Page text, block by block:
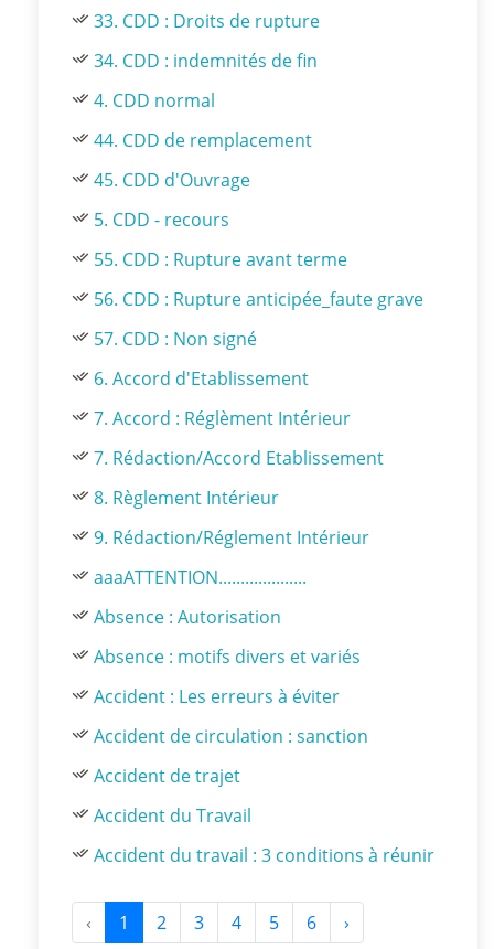
33. CDD : Droits de rupture
34. CDD : indemnités de fin
4. CDD normal
44. CDD de remplacement
45. CDD d'Ouvrage
5. CDD - recours
55. CDD : Rupture avant terme
56. CDD : Rupture anticipée_faute grave
57. CDD : Non signé
6. Accord d'Etablissement
7. Accord : Réglèment Intérieur
7. Rédaction/Accord Etablissement
8. Règlement Intérieur
9. Rédaction/Réglement Intérieur
aaaATTENTION....................
Absence : Autorisation
Absence : motifs divers et variés
Accident : Les erreurs à éviter
Accident de circulation : sanction
Accident de trajet
Accident du Travail
Accident du travail : 3 conditions à réunir
‹ 1 2 3 4 5 6 ›